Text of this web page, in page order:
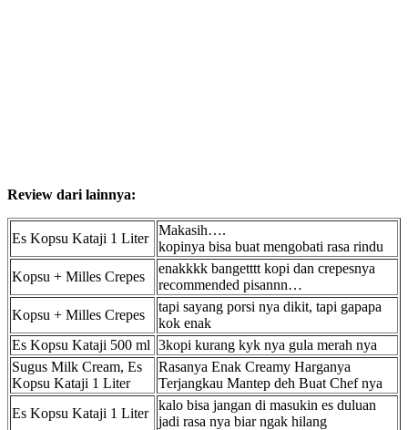
Review dari lainnya:
Es Kopsu Kataji 1 Liter
Makasih….
kopinya bisa buat mengobati rasa rindu
Kopsu + Milles Crepes
enakkkk bangetttt kopi dan crepesnya
recommended pisannn…
Kopsu + Milles Crepes
tapi sayang porsi nya dikit, tapi gapapa
kok enak
Es Kopsu Kataji 500 ml 3kopi kurang kyk nya gula merah nya
Sugus Milk Cream, Es
Kopsu Kataji 1 Liter
Rasanya Enak Creamy Harganya
Terjangkau Mantep deh Buat Chef nya
Es Kopsu Kataji 1 Liter
kalo bisa jangan di masukin es duluan
jadi rasa nya biar ngak hilang